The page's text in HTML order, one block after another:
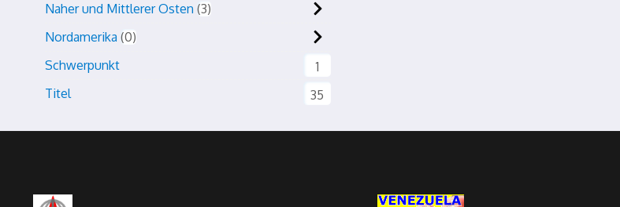
Naher und Mittlerer Osten 3
Nordamerika 0
Schwerpunkt
1
Titel
35